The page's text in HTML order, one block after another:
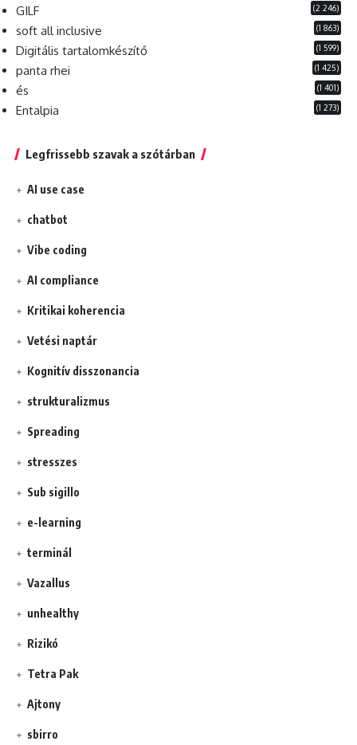
GILF (2 246)
soft all inclusive (1 863)
Digitális tartalomkészítő (1 599)
panta rhei (1 425)
és (1 401)
Entalpia (1 273)
Legfrissebb szavak a szótárban
AI use case
chatbot
Vibe coding
AI compliance
Kritikai koherencia
Vetési naptár
Kognitív disszonancia
strukturalizmus
Spreading
stresszes
Sub sigillo
e-learning
terminál
Vazallus
unhealthy
Rizikó
Tetra Pak
Ajtony
sbirro